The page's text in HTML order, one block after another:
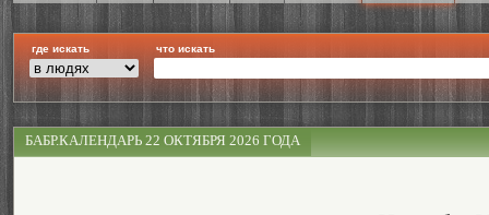
где искать что искать
БАБР.КАЛЕНДАРЬ 22 ОКТЯБРЯ 2026 ГОДА